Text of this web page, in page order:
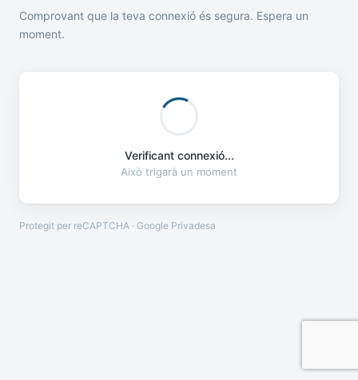
Comprovant que la teva connexió és segura. Espera un
moment.
Verificant connexió...
Això trigarà un moment
Protegit per reCAPTCHA · Google Privadesa